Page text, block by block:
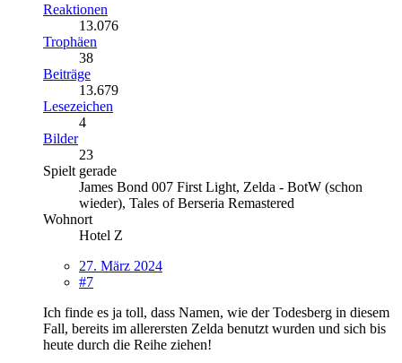
Reaktionen
13.076
Trophäen
38
Beiträge
13.679
Lesezeichen
4
Bilder
23
Spielt gerade
James Bond 007 First Light, Zelda - BotW (schon
wieder), Tales of Berseria Remastered
Wohnort
Hotel Z
27. März 2024
#7
Ich finde es ja toll, dass Namen, wie der Todesberg in diesem
Fall, bereits im allerersten Zelda benutzt wurden und sich bis
heute durch die Reihe ziehen!